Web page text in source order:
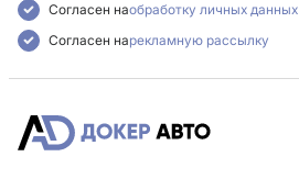
Согласен наобработку личных данных
Согласен нарекламную рассылку